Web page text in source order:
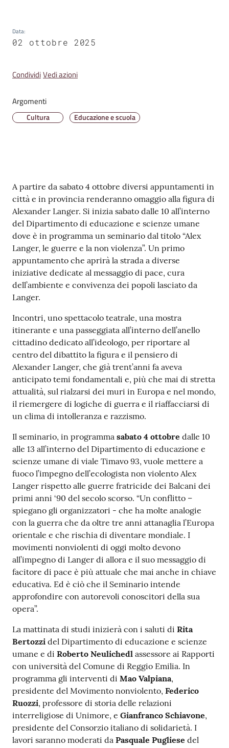
e
t
i
Data:
02 ottobre 2025
CondividiVedi azioni
Argomenti
Cultura Educazione e scuola
Contenuto
A partire da sabato 4 ottobre diversi appuntamenti in
città e in provincia renderanno omaggio alla figura di
Alexander Langer. Si inizia sabato dalle 10 all’interno
del Dipartimento di educazione e scienze umane
dove è in programma un seminario dal titolo “Alex
Langer, le guerre e la non violenza”. Un primo
appuntamento che aprirà la strada a diverse
iniziative dedicate al messaggio di pace, cura
dell’ambiente e convivenza dei popoli lasciato da
Langer.
Incontri, uno spettacolo teatrale, una mostra
itinerante e una passeggiata all’interno dell’anello
cittadino dedicato all’ideologo, per riportare al
centro del dibattito la figura e il pensiero di
Alexander Langer, che già trent’anni fa aveva
anticipato temi fondamentali e, più che mai di stretta
attualità, sul rialzarsi dei muri in Europa e nel mondo,
il riemergere di logiche di guerra e il riaffacciarsi di
un clima di intolleranza e razzismo.
Il seminario, in programma sabato 4 ottobre dalle 10
alle 13 all’interno del Dipartimento di educazione e
scienze umane di viale Timavo 93, vuole mettere a
fuoco l’impegno dell’ecologista non violento Alex
Langer rispetto alle guerre fratricide dei Balcani dei
primi anni ‘90 del secolo scorso. “Un conflitto –
spiegano gli organizzatori - che ha molte analogie
con la guerra che da oltre tre anni attanaglia l’Europa
orientale e che rischia di diventare mondiale. I
movimenti nonviolenti di oggi molto devono
all’impegno di Langer di allora e il suo messaggio di
facitore di pace è più attuale che mai anche in chiave
educativa. Ed è ciò che il Seminario intende
approfondire con autorevoli conoscitori della sua
opera”.
La mattinata di studi inizierà con i saluti di Rita
Bertozzi del Dipartimento di educazione e scienze
umane e di Roberto Neulichedl assessore ai Rapporti
con università del Comune di Reggio Emilia. In
programma gli interventi di Mao Valpiana,
presidente del Movimento nonviolento, Federico
Ruozzi, professore di storia delle relazioni
interreligiose di Unimore, e Gianfranco Schiavone,
presidente del Consorzio italiano di solidarietà. I
lavori saranno moderati da Pasquale Pugliese del